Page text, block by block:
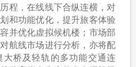
程，在线线下合纵连横，对
和功能优化，提升旅客体验
并优化虚拟候机楼；市场部
航线市场进行分析，亦将配
大桥及轻轨的多功能交通连